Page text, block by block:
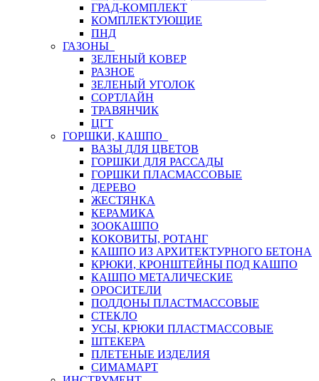
ГРАД-КОМПЛЕКТ
КОМПЛЕКТУЮЩИЕ
ПНД
ГАЗОНЫ
ЗЕЛЕНЫЙ КОВЕР
РАЗНОЕ
ЗЕЛЕНЫЙ УГОЛОК
СОРТЛАЙН
ТРАВЯНЧИК
ЦГТ
ГОРШКИ, КАШПО
ВАЗЫ ДЛЯ ЦВЕТОВ
ГОРШКИ ДЛЯ РАССАДЫ
ГОРШКИ ПЛАСМАССОВЫЕ
ДЕРЕВО
ЖЕСТЯНКА
КЕРАМИКА
ЗООКАШПО
КОКОВИТЫ, РОТАНГ
КАШПО ИЗ АРХИТЕКТУРНОГО БЕТОНА
КРЮКИ, КРОНШТЕЙНЫ ПОД КАШПО
КАШПО МЕТАЛИЧЕСКИЕ
ОРОСИТЕЛИ
ПОДДОНЫ ПЛАСТМАССОВЫЕ
СТЕКЛО
УСЫ, КРЮКИ ПЛАСТМАССОВЫЕ
ШТЕКЕРА
ПЛЕТЕНЫЕ ИЗДЕЛИЯ
СИМАМАРТ